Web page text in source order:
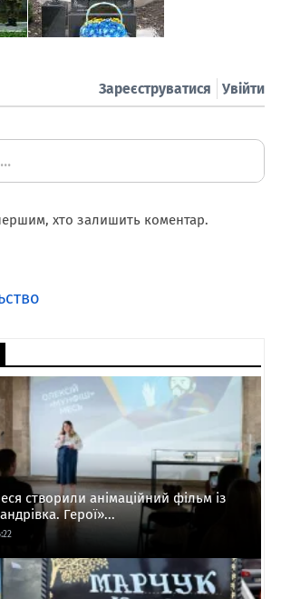
Увійти
Зареєструватися
хто залишить коментар.
створили анімаційний фільм із
Герої»...